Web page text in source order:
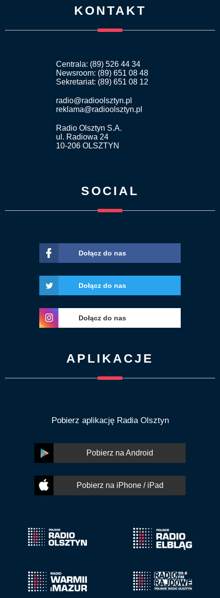
KONTAKT
Centrala: (89) 526 44 34
Newsroom: (89) 651 08 48
Sekretariat: (89) 651 08 12
radio@radioolsztyn.pl
reklama@radioolsztyn.pl
Radio Olsztyn S.A.
ul. Radiowa 24
10-206 OLSZTYN
SOCIAL
Dołącz do nas
Dołącz do nas
Dołącz do nas
APLIKACJE
Pobierz aplikację Radia Olsztyn
Pobierz na Android
Pobierz na iPhone / iPad